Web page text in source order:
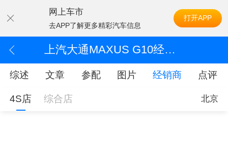
网上车市
去APP了解更多精彩汽车信息
打开APP
上汽大通MAXUS G10经销商
综述 文章 参配 图片 经销商 点评
4S店 综合店 北京